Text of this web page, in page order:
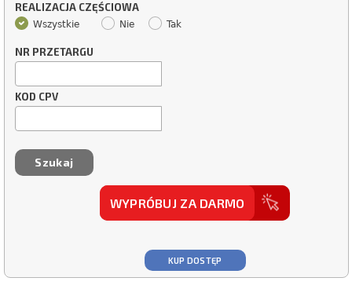
REALIZACJA CZĘŚCIOWA
Wszystkie Nie Tak
NR PRZETARGU
KOD CPV
WYPRÓBUJ ZA DARMO
KUP DOSTĘP